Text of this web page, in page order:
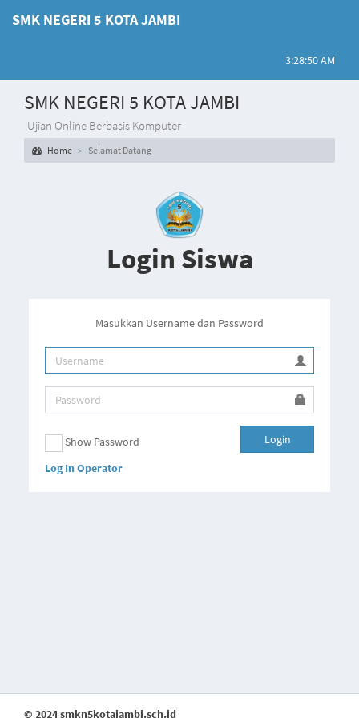
SMK NEGERI 5 KOTA JAMBI
3:28:50 AM
SMK NEGERI 5 KOTA JAMBI
Ujian Online Berbasis Komputer
Home Selamat Datang
Login Siswa
Masukkan Username dan Password
Show Password
Log In Operator
Login
© 2024 smkn5kotajambi.sch.id